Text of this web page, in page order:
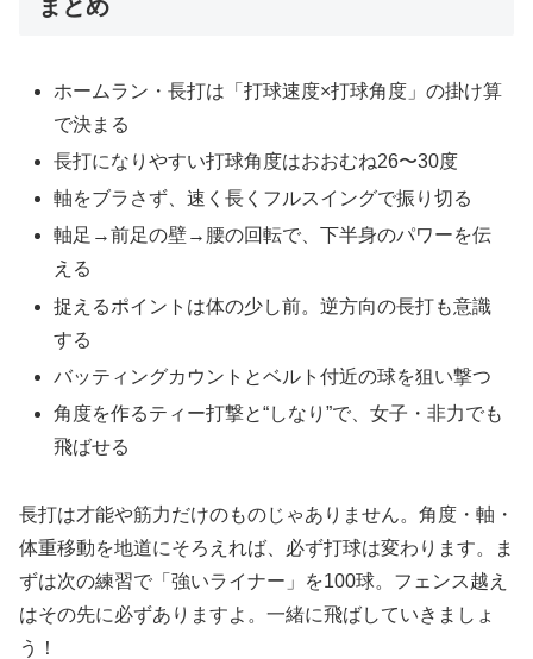
まとめ
ホームラン・長打は「打球速度×打球角度」の掛け算
で決まる
長打になりやすい打球角度はおおむね26〜30度
軸をブラさず、速く長くフルスイングで振り切る
軸足→前足の壁→腰の回転で、下半身のパワーを伝
える
捉えるポイントは体の少し前。逆方向の長打も意識
する
バッティングカウントとベルト付近の球を狙い撃つ
角度を作るティー打撃と“しなり”で、女子・非力でも
飛ばせる
長打は才能や筋力だけのものじゃありません。角度・軸・
体重移動を地道にそろえれば、必ず打球は変わります。ま
ずは次の練習で「強いライナー」を100球。フェンス越え
はその先に必ずありますよ。一緒に飛ばしていきましょ
う！